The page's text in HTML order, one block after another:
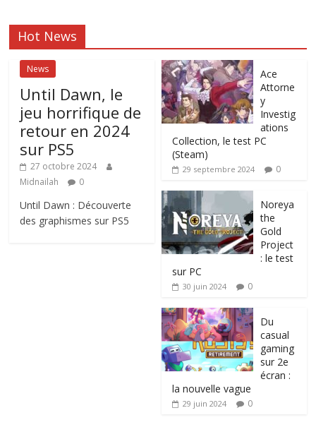
Hot News
News
Until Dawn, le
jeu horrifique de
retour en 2024
sur PS5
27 octobre 2024
Midnailah
0
Until Dawn : Découverte
des graphismes sur PS5
Ace
Attorne
y
Investig
ations
Collection, le test PC
(Steam)
29 septembre 2024 0
Noreya
the
Gold
Project
: le test
sur PC
30 juin 2024 0
Du
casual
gaming
sur 2e
écran :
la nouvelle vague
29 juin 2024 0